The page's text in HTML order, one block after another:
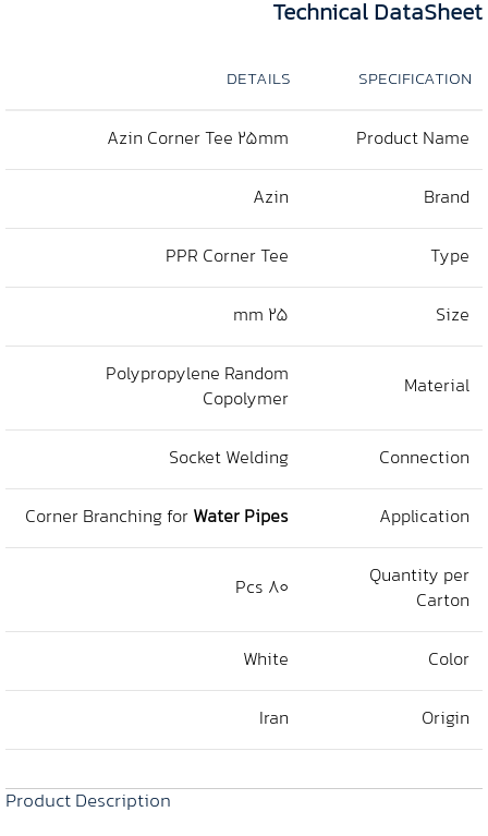
Technical DataSheet
SPECIFICATION
DETAILS
Product Name
Azin Corner Tee 25mm
Brand
Azin
Type
PPR Corner Tee
Size
25 mm
Material
Polypropylene Random
Copolymer
Connection
Socket Welding
Application
Corner Branching forWater Pipes
Quantity per
Carton
80 Pcs
Color
White
Origin
Iran
Product Description